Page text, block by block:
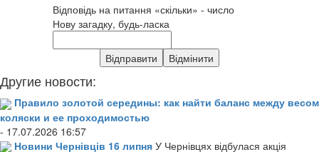
Відповідь на питання «скільки» - число
Нову загадку, будь-ласка
Другие новости:
Правило золотой середины: как найти баланс между весом
коляски и ее проходимостью
- 17.07.2026 16:57
Новини Чернівців 16 липня У Чернівцях відбулася акція